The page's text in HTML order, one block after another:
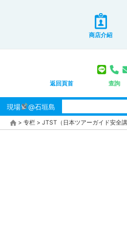
商店介紹
返回頁首 查詢
現場 @石垣島
> 专栏 > JTST（日本ツアーガイド安